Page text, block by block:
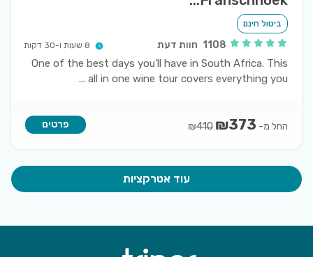
ביטול חינם
1108 חוות דעת 8 שעות ו-30 דקות
One of the best days you’ll have in South Africa. This
all in one wine tour covers everything you
...
החל מ- ₪373
410 פרטים
עוד אטרקציות